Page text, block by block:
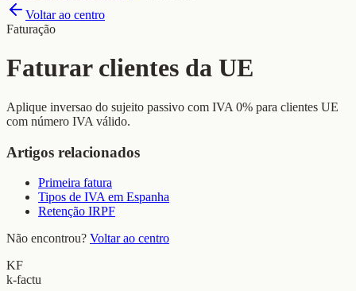
Voltar ao centro
Faturação
Faturar clientes da UE
Aplique inversao do sujeito passivo com IVA 0% para clientes UE
com número IVA válido.
Artigos relacionados
Primeira fatura
Tipos de IVA em Espanha
Retenção IRPF
Não encontrou? Voltar ao centro
KF
k-factu